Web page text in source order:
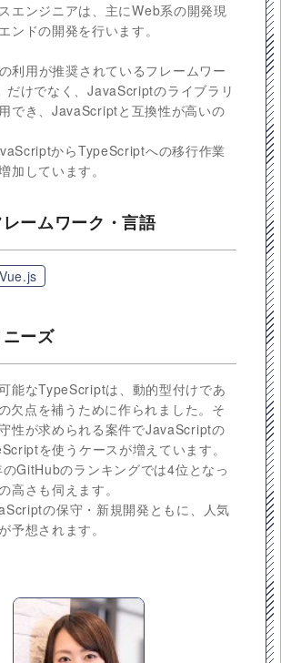
エンジニアは、主にWeb系の開発現
ンドの開発を行います。
利用が推奨されているフレームワー
だけでなく、JavaScriptのライブラリ
でき、JavaScriptと互換性が高いの
からTypeScriptへの移行作業
加しています。
ームワーク・言語
Vue.js
ーズ
能なTypeScriptは、動的型付けであ
欠点を補うために作られました。そ
性が求められる案件でJavaScriptの
を使うケースが増えています。
GitHubのランキングでは4位となっ
高さも伺えます。
の保守・新規開発ともに、人気
予想されます。